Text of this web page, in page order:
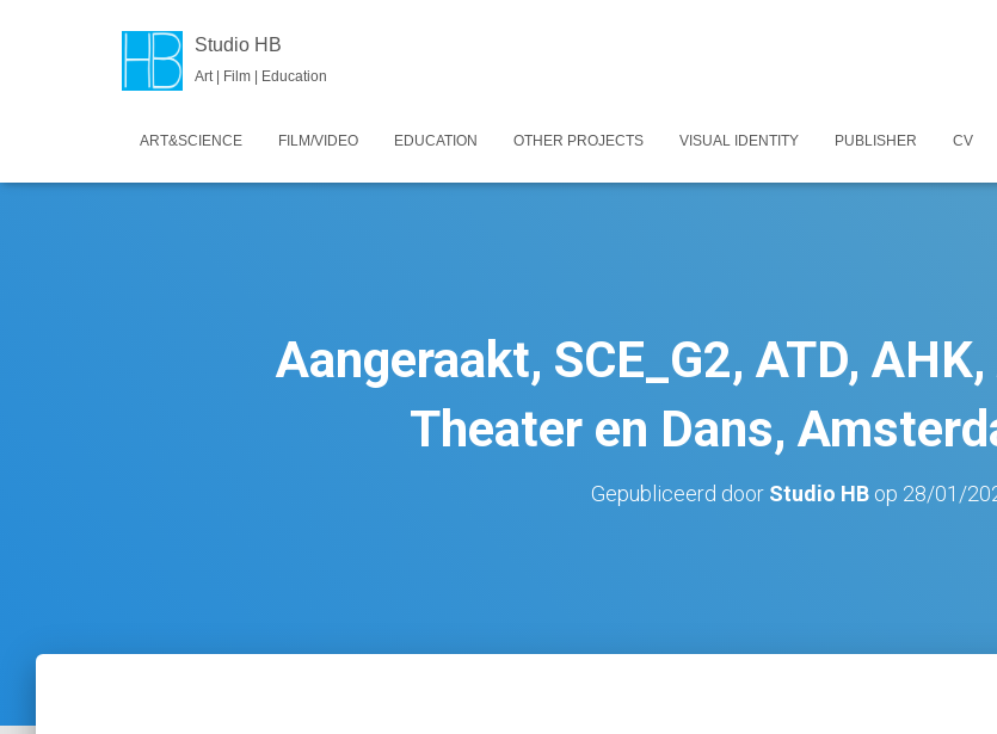
Studio HB
Art | Film | Education
ART&SCIENCE FILM/VIDEO EDUCATION OTHER PROJECTS VISUAL IDENTITY PUBLISHER CV
Aangeraakt, SCE_G2, ATD,
Theater en Dans,
Gepubliceerd door Studio HBop 28/01/